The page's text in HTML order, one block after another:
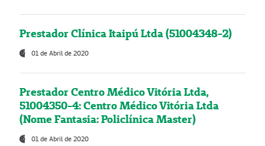
Prestador Clínica Itaipú Ltda (51004348-2)
01 de Abril de 2020
Prestador Centro Médico Vitória Ltda,
51004350-4: Centro Médico Vitória Ltda
(Nome Fantasia: Policlínica Master)
01 de Abril de 2020